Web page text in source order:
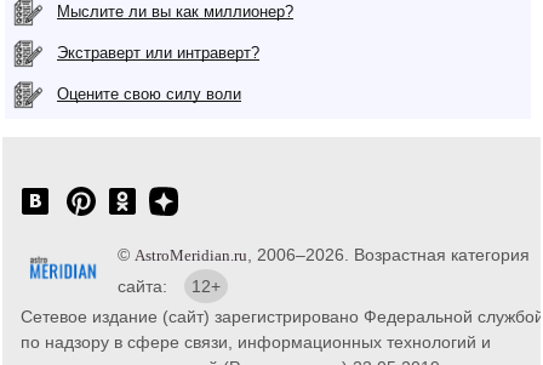
Мыслите ли вы как миллионер?
Экстраверт или интраверт?
Оцените свою силу воли
© AstroMeridian.ru , 2006–2026. Возрастная категория
сайта:
12+
Сетевое издание (сайт) зарегистрировано Федеральной службой
по надзору в сфере связи, информационных технологий и